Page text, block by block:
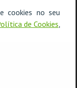
cookies no seu
de Cookies